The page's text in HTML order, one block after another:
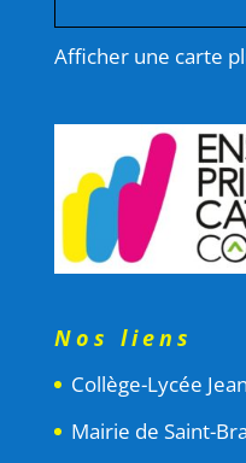
Afficher une carte
Nos liens
Collège-Lycée
Mairie de Saint-